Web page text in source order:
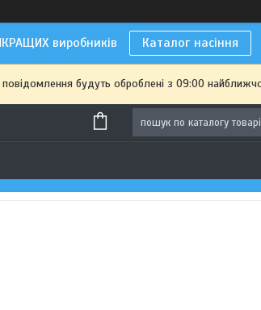
виробників Каталог насіння
будуть оброблені з 09:00